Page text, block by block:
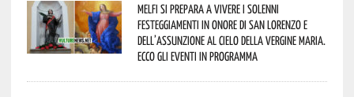
Melfi si prepara a vivere i solenni
festeggiamenti in onore di San Lorenzo e
dell’assunzione al cielo della Vergine Maria.
Ecco gli eventi in programma